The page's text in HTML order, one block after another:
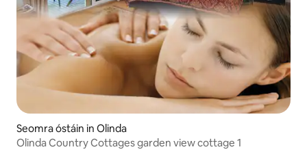
Seomra óstáin in Olinda
Olinda Country Cottages garden view cottage 1